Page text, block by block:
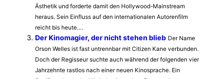
Ästhetik und forderte damit den Hollywood-Mainstream
heraus. Sein Einfluss auf den internationalen Autorenfilm
reicht bis heute….
Der Kinomagier, der nicht stehen blieb Der Name
Orson Welles ist fast untrennbar mit Citizen Kane verbunden.
Doch der Regisseur suchte auch während der folgenden vier
Jahrzehnte rastlos nach einer neuen Kinosprache. Ein